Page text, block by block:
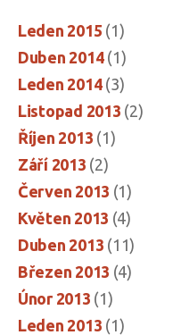
Leden 2015 (1)
Duben 2014(1)
Leden 2014(3)
Listopad 2013 (2)
Říjen 2013 (1)
Září 2013 (2)
Červen 2013 (1)
Květen 2013 (4)
Duben 2013 (11)
Březen 2013 (4)
Únor 2013 (1)
Leden 2013 (1)